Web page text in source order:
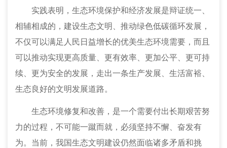
实践表明，生态环境保护和经济发展是辩证统一、
相辅相成的，建设生态文明、推动绿色低碳循环发展，
不仅可以满足人民日益增长的优美生态环境需要，而且
可以推动实现更高质量、更有效率、更加公平、更可持
续、更为安全的发展，走出一条生产发展、生活富裕、
生态良好的文明发展道路。
生态环境修复和改善，是一个需要付出长期艰苦努
力的过程，不可能一蹴而就，必须坚持不懈、奋发有
为。当前，我国生态文明建设仍然面临诸多矛盾和挑